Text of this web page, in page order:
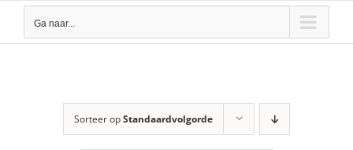
Ga naar...
Sorteer opStandaardvolgorde